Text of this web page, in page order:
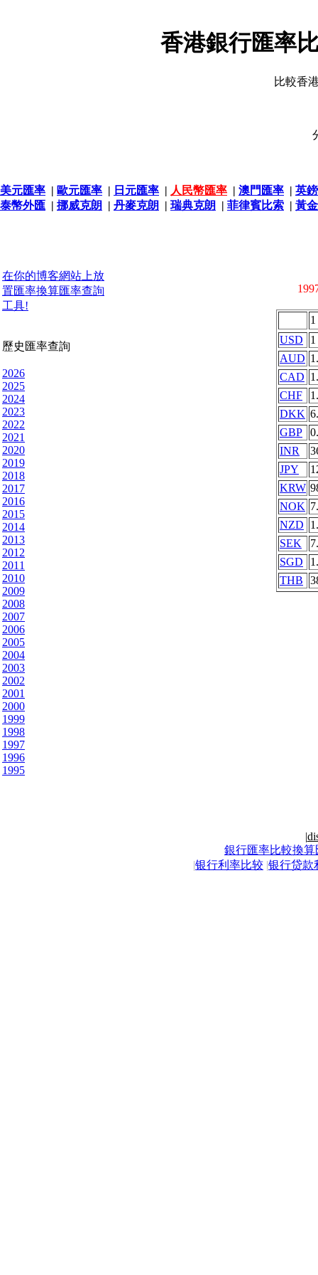
香港銀行匯率
比較香
美元匯率 | 歐元匯率 | 日元匯率 | 人民幣匯率 | 澳門匯率 | 英
泰幣外匯 | 挪威克朗 | 丹麥克朗 | 瑞典克朗 | 菲律賓比索 | 黃
在你的博客網站上放
置匯率換算匯率查詢
工具!
歷史匯率查詢
2026
2025
2024
2023
2022
2021
2020
2019
2018
2017
2016
2015
2014
2013
2012
2011
2010
2009
2008
2007
2006
2005
2004
2003
2002
2001
2000
1999
1998
1997
1996
1995
1
USD
1
AUD
CAD
CHF
DKK
GBP
INR
JPY
KRW
NOK
NZD
SEK
SGD
THB
|
銀行匯率比較換算
|银行利率比较 |银行贷款